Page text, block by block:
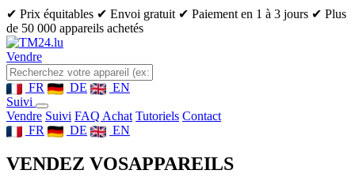
✔ Prix équitables ✔ Envoi gratuit ✔ Paiement en 1 à 3 jours ✔ Plus
de 50 000 appareils achetés
Vendre
FR DE
EN
Suivi
Vendre Suivi FAQ Achat Tutoriels Contact
FR
DE EN
VENDEZ VOSAPPAREILS